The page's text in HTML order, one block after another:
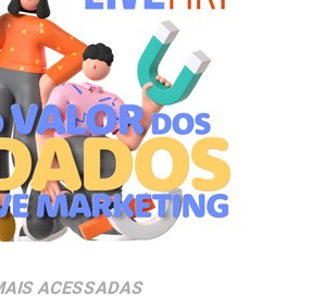
orgânica da marca nos
de inteligência de negócios
proposta é criar um ecossistema
os diferenciais da Oakberry
em seu crescimento global.
chegada do novo cliente reforça o
Media como parceira de
para marcas líderes em seus
é potencializar a presença digital
sua expansão no Brasil e no
ACESSADAS